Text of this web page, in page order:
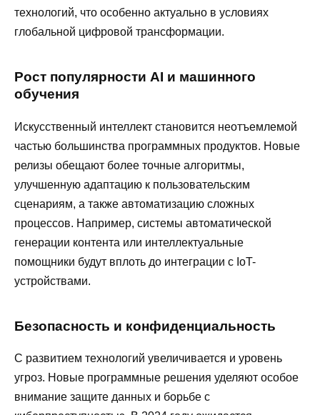
технологий, что особенно актуально в условиях
глобальной цифровой трансформации.
Рост популярности AI и машинного
обучения
Искусственный интеллект становится неотъемлемой
частью большинства программных продуктов. Новые
релизы обещают более точные алгоритмы,
улучшенную адаптацию к пользовательским
сценариям, а также автоматизацию сложных
процессов. Например, системы автоматической
генерации контента или интеллектуальные
помощники будут вплоть до интеграции с IoT-
устройствами.
Безопасность и конфиденциальность
С развитием технологий увеличивается и уровень
угроз. Новые программные решения уделяют особое
внимание защите данных и борьбе с